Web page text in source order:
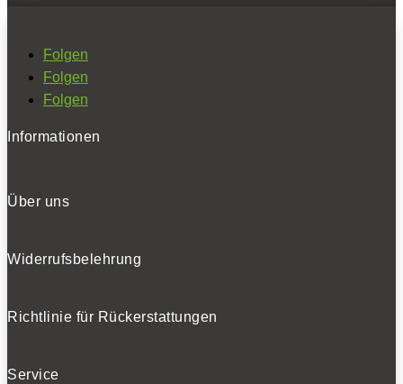
Folgen
Folgen
Folgen
Informationen
Über uns
Widerrufsbelehrung
Richtlinie für Rückerstattungen
Service